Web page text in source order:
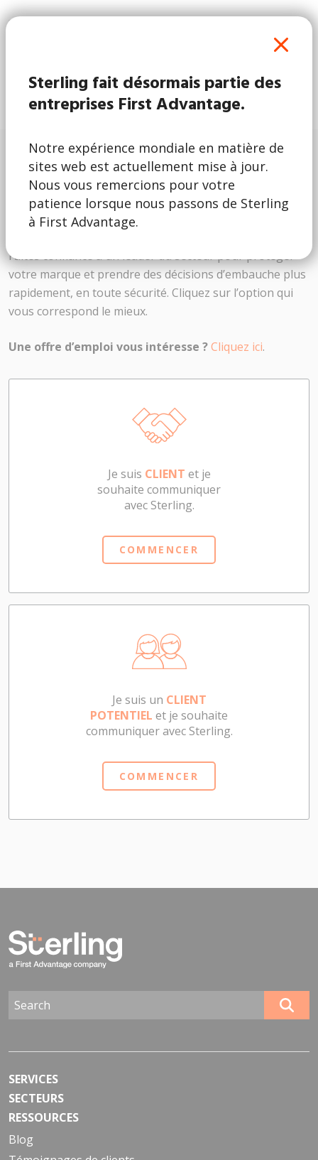
Sterling fait désormais partie des
entreprises First Advantage.
Notre expérience mondiale en matière de
sites web est actuellement mise à jour.
Nous vous remercions pour votre
patience lorsque nous passons de Sterling
à First Advantage.
Restons en contact
Faites confiance à un leader du secteur pour protéger
votre marque et prendre des décisions d’embauche plus
rapidement, en toute sécurité. Cliquez sur l’option qui
vous correspond le mieux.
Une offre d’emploi vous intéresse ?Cliquez ici.
Je suis CLIENT et je
souhaite communiquer
avec Sterling.
COMMENCER
Je suis un CLIENT
POTENTIEL et je souhaite
communiquer avec Sterling.
COMMENCER
SERVICES
SECTEURS
RESSOURCES
Blog